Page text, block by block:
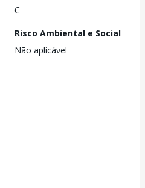
C
Risco Ambiental e Social
Não aplicável